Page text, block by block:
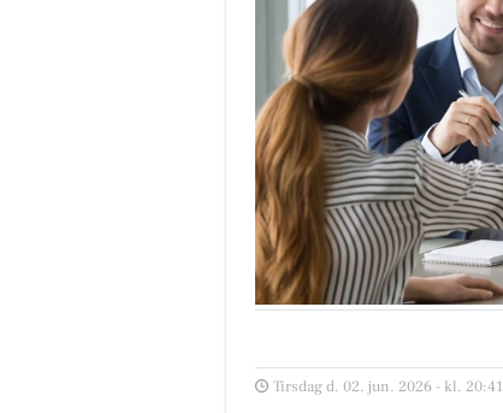
Tirsdag d. 02. jun. 2026 - kl. 20:41